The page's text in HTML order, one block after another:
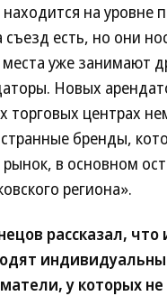
на уровне
съезд есть, но они
места уже занимают
Новых
торговых центрах
бренды,
рынок, в основном
региона».
рассказал, что
у которых не